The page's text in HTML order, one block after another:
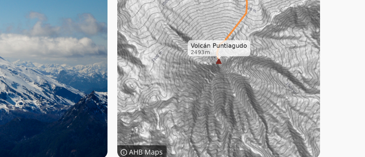
AHB Maps